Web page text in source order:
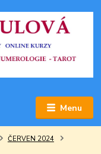
Menu
ČERVEN 2024